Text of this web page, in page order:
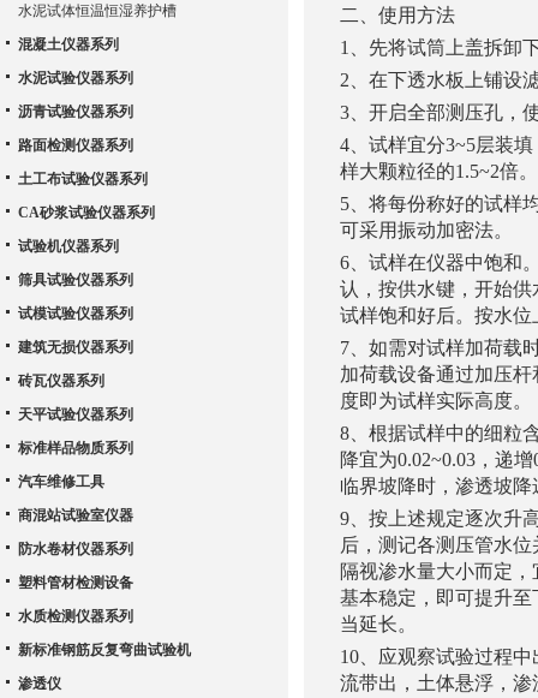
二、 使用方法
1、 先将试筒上盖拆卸
2、 在下透水板上铺设
3、 开启全部测压孔，
4、 试样宜分3~5层装填
样大颗粒径的1.5~2倍
5、 将每份称好的试样
可采用振动加密法。
6、 试样在仪器中饱和
认，按供水键，开始
试样饱和好后。按水
7、 如需对试样加荷载
加荷载设备通过加压
度即为试样实际高度。
8、 根据试样中的细粒
降宜为0.02~0.03，递增
临界坡降时，渗透坡
9、 按上述规定逐次升
后，测记各测压管水
隔视渗水量大小而定，
基本稳定，即可提升
当延长。
10、 应观察试验过程
流带出，土体悬浮，
水泥试体恒温恒湿养护槽
混凝土仪器系列
水泥试验仪器系列
沥青试验仪器系列
路面检测仪器系列
土工布试验仪器系列
CA砂浆试验仪器系列
试验机仪器系列
筛具试验仪器系列
试模试验仪器系列
建筑无损仪器系列
砖瓦仪器系列
天平试验仪器系列
标准样品物质系列
汽车维修工具
商混站试验室仪器
防水卷材仪器系列
塑料管材检测设备
水质检测仪器系列
新标准钢筋反复弯曲试验机
渗透仪